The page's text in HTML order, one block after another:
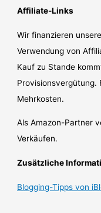
Affiliate-Links
Wir finanzieren
Verwendung von
Kauf zu Stande
Provisionsvergütung.
Mehrkosten.
Als Amazon-Partner
Verkäufen.
Zusätzliche
Blogging-Tipps von